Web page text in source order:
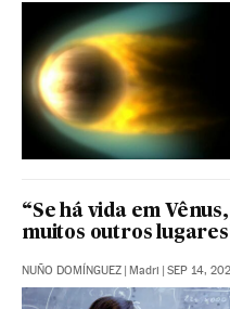
“Se há vida em
muitos outros
NUÑO DOMÍNGUEZ | Madri | SEP 14,